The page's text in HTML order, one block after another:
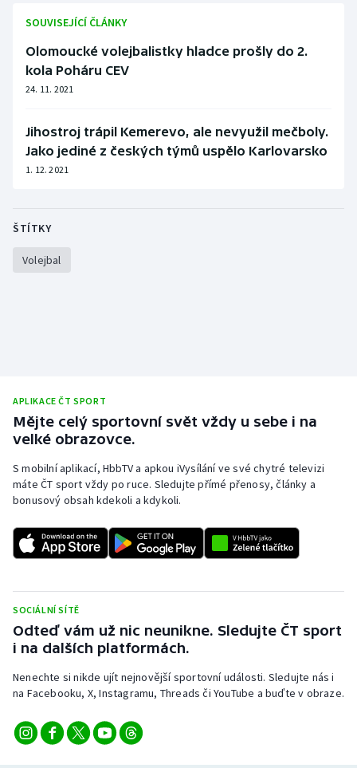
Plážový volejbal
Ragby
Rychlobruslení
Rychlostní kanoistika
Short track
Volejbal
Ostatní
SOUVISEJÍCÍ ČLÁNKY
Olomoucké volejbalistky hladce prošly do 2.
kola Poháru CEV
24. 11. 2021
Jihostroj trápil Kemerevo, ale nevyužil mečboly.
Jako jediné z českých týmů uspělo Karlovarsko
1. 12. 2021
ŠTÍTKY
Volejbal
APLIKACE ČT SPORT
Mějte celý sportovní svět vždy u sebe i na
velké obrazovce.
S mobilní aplikací, HbbTV a apkou iVysílání ve své chytré televizi
máte ČT sport vždy po ruce. Sledujte přímé přenosy, články a
bonusový obsah kdekoli a kdykoli.
SOCIÁLNÍ SÍTĚ
Odteď vám už nic neunikne. Sledujte ČT sport
i na dalších platformách.
Nenechte si nikde ujít nejnovější sportovní události. Sledujte nás i
na Facebooku, X, Instagramu, Threads či YouTube a buďte v obraze.